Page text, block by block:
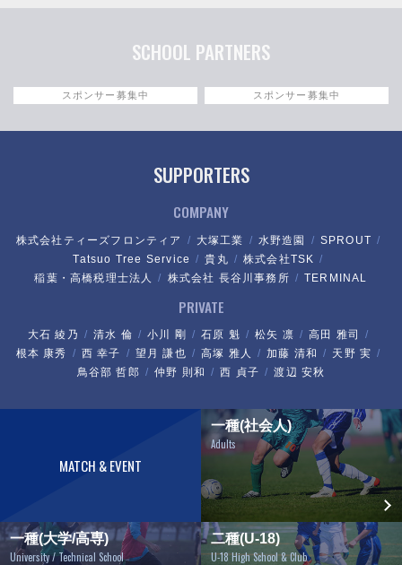
SCHOOL PARTNERS
スポンサー募集中 スポンサー募集中
SUPPORTERS
COMPANY
株式会社ティーズフロンティア 大塚工業 水野造園
SPROUT
Tatsuo Tree Service
貴丸
株式会社TSK
稲葉・高橋税理士法人
株式会社 長谷川事務所 TERMINAL
PRIVATE
大石 綾乃 清水 倫 小川 剛 石原 魁 松矢 凛
高田 雅司
根本 康秀
西 幸子 望月 謙也 高塚 雅人 加藤 清和
天野 実
鳥谷部 哲郎
仲野 則和 西 貞子 渡辺 安秋
MATCH & EVENT
一種(社会人)
Adults
一種(大学/高専)
University / Technical School
二種(U-18)
U-18 High School & Club